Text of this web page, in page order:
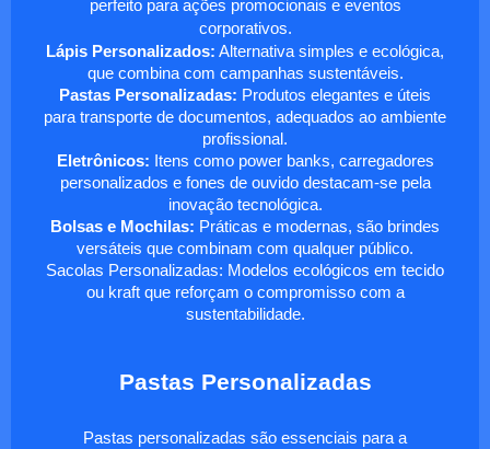
perfeito para ações promocionais e eventos
corporativos.
Lápis Personalizados: Alternativa simples e ecológica,
que combina com campanhas sustentáveis.
Pastas Personalizadas: Produtos elegantes e úteis
para transporte de documentos, adequados ao ambiente
profissional.
Eletrônicos: Itens como power banks, carregadores
personalizados e fones de ouvido destacam-se pela
inovação tecnológica.
Bolsas e Mochilas: Práticas e modernas, são brindes
versáteis que combinam com qualquer público.
Sacolas Personalizadas: Modelos ecológicos em tecido
ou kraft que reforçam o compromisso com a
sustentabilidade.
Pastas Personalizadas
Pastas personalizadas são essenciais para a